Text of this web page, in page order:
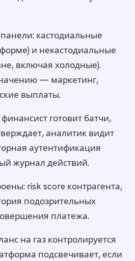
кастодиальные
и некастодиальные
включая холодные).
— маркетинг,
выплаты.
готовит батчи,
аналитик видит
аутентификация
журнал действий.
risk score контрагента,
подозрительных
платежа.
на газ контролируется
подсвечивает, если